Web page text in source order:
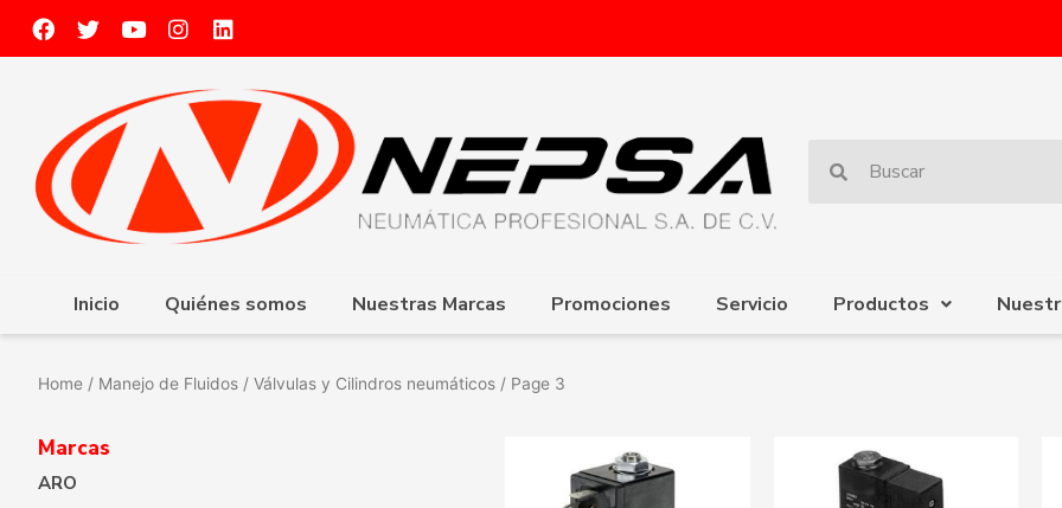
Inicio Quiénes somos Nuestras Marcas Promociones Servicio Productos
Home / Manejo de Fluidos / Válvulas y Cilindros neumáticos / Page 3
Marcas
ARO